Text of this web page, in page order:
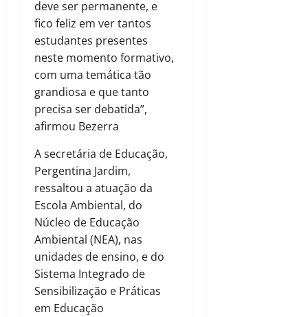
deve ser permanente, e
fico feliz em ver tantos
estudantes presentes
neste momento formativo,
com uma temática tão
grandiosa e que tanto
precisa ser debatida”,
afirmou Bezerra
A secretária de Educação,
Pergentina Jardim,
ressaltou a atuação da
Escola Ambiental, do
Núcleo de Educação
Ambiental (NEA), nas
unidades de ensino, e do
Sistema Integrado de
Sensibilização e Práticas
em Educação